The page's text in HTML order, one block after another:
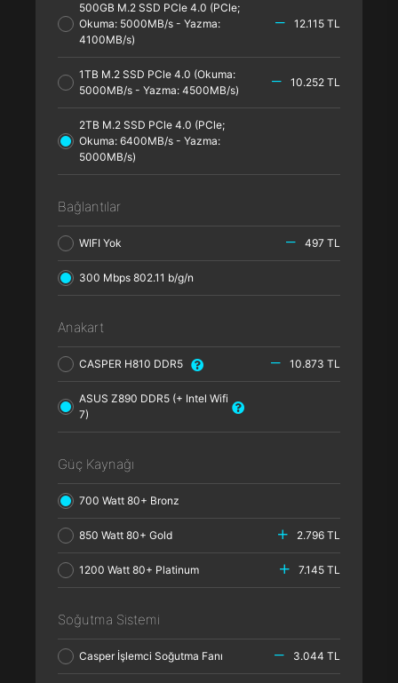
500GB M.2 SSD PCle 4.0 (PCle;
Okuma: 5000MB/s - Yazma:
4100MB/s)
12.115 TL
1TB M.2 SSD PCle 4.0 (Okuma:
5000MB/s - Yazma: 4500MB/s)
10.252 TL
2TB M.2 SSD PCle 4.0 (PCle;
Okuma: 6400MB/s - Yazma:
5000MB/s)
Bağlantılar
WIFI Yok 497 TL
300 Mbps 802.11 b/g/n
Anakart
CASPER H810 DDR5 10.873 TL
ASUS Z890 DDR5 (+ Intel Wifi
7)
Güç Kaynağı
700 Watt 80+ Bronz
850 Watt 80+ Gold 2.796 TL
1200 Watt 80+ Platinum 7.145 TL
Soğutma Sistemi
Casper İşlemci Soğutma Fanı 3.044 TL